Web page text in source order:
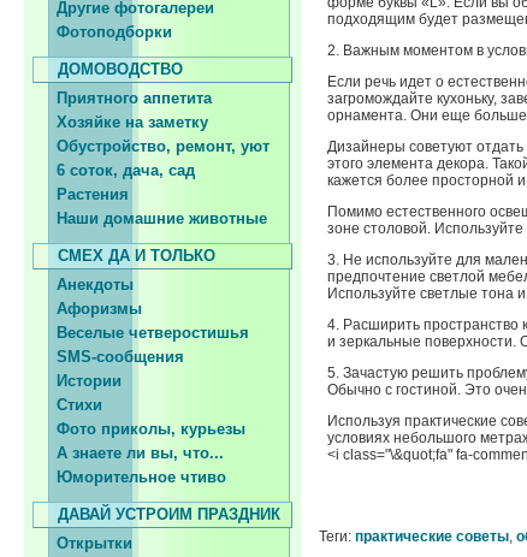
Другие фотогалереи
Фотоподборки
ДОМОВОДСТВО
Приятного аппетита
Хозяйке на заметку
Обустройство, ремонт, уют
6 соток, дача, сад
Растения
Наши домашние животные
СМЕХ ДА И ТОЛЬКО
Анекдоты
Афоризмы
Веселые четверостишья
SMS-сообщения
Истории
Стихи
Фото приколы, курьезы
А знаете ли вы, что...
Юморительное чтиво
ДАВАЙ УСТРОИМ ПРАЗДНИК
Открытки
подходящим будет
2. Важным моментом в
Если речь идет о
загромождайте кухоньку,
орнамента. Они еще больше
Дизайнеры советуют
этого элемента декора.
кажется более просторной
Помимо естественного
зоне столовой.
3. Не используйте для
предпочтение светлой
Используйте светлые тона
4. Расширить пространство
и зеркальные
5. Зачастую решить
Обычно с гостиной. Это
Используя практические
условиях небольшого
<i class="\&quot;fa" fa-
Теги: практические советы,